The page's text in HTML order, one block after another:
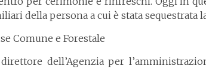
della persona a cui è stata sequestrata
Comune e Forestale
dell’Agenzia per